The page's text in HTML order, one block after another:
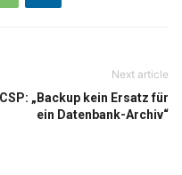
Next article
CSP: „Backup kein Ersatz für
ein Datenbank-Archiv“